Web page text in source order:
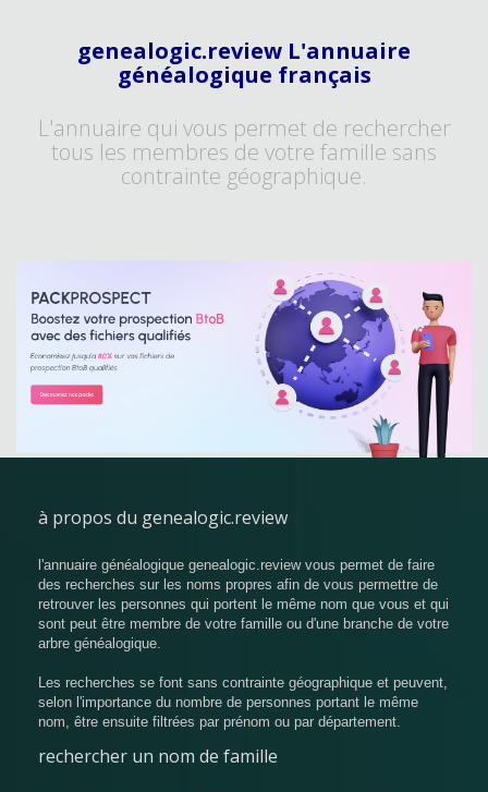
genealogic.review L'annuaire
généalogique français
L'annuaire qui vous permet de rechercher
tous les membres de votre famille sans
contrainte géographique.
à propos du genealogic.review
l'annuaire généalogique genealogic.review vous permet de faire
des recherches sur les noms propres afin de vous permettre de
retrouver les personnes qui portent le même nom que vous et qui
sont peut être membre de votre famille ou d'une branche de votre
arbre généalogique.
Les recherches se font sans contrainte géographique et peuvent,
selon l'importance du nombre de personnes portant le même
nom, être ensuite filtrées par prénom ou par département.
rechercher un nom de famille